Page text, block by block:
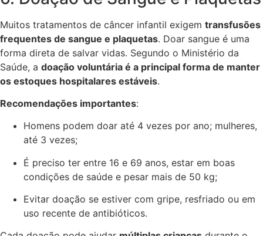
Muitos tratamentos de câncer infantil exigem transfusões
frequentes de sangue e plaquetas. Doar sangue é uma
forma direta de salvar vidas. Segundo o Ministério da
Saúde, a doação voluntária é a principal forma de manter
os estoques hospitalares estáveis.
Recomendações importantes:
Homens podem doar até 4 vezes por ano; mulheres,
até 3 vezes;
É preciso ter entre 16 e 69 anos, estar em boas
condições de saúde e pesar mais de 50 kg;
Evitar doação se estiver com gripe, resfriado ou em
uso recente de antibióticos.